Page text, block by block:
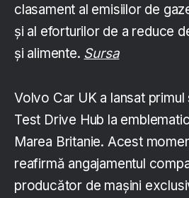
clasament al emisiilor de
și al eforturilor de a reduce
și alimente. Sursa
Volvo Car UK a lansat
Test Drive Hub la
Marea Britanie. Acest
reafirmă angajamentul
producător de mașini